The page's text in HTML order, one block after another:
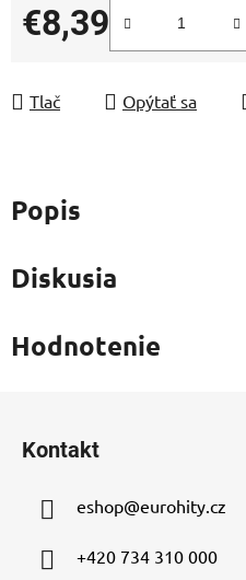
€8,39
Jednotková cena:
Tlač Opýtať sa
Popis
Diskusia
Hodnotenie
Kontakt
eshop@eurohity.cz
+420 734 310 000